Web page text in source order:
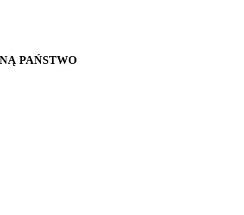
PAŃSTWO